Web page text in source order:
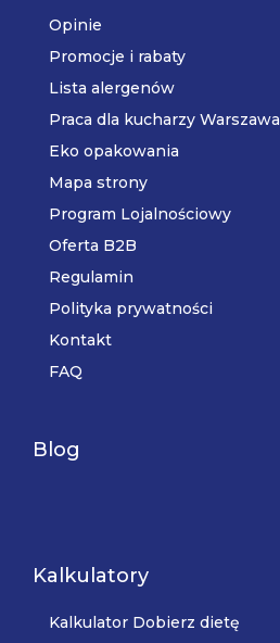
Opinie
Promocje i rabaty
Lista alergenów
Praca dla kucharzy Warszawa
Eko opakowania
Mapa strony
Program Lojalnościowy
Oferta B2B
Regulamin
Polityka prywatności
Kontakt
FAQ
Blog
Kalkulatory
Kalkulator Dobierz dietę